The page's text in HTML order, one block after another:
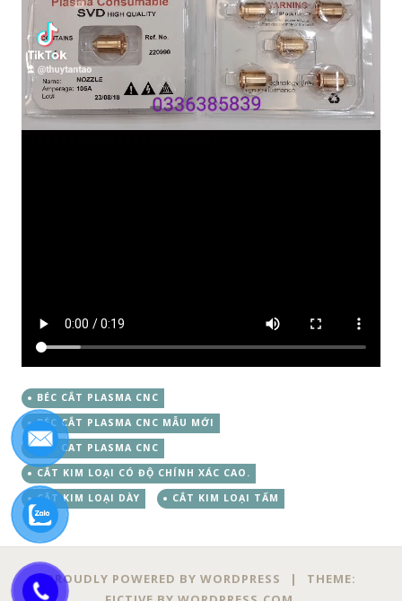
BÉC CẮT PLASMA CNC
BÉC CẮT PLASMA CNC MẪU MỚI
BEP CAT PLASMA CNC
CẮT KIM LOẠI CÓ ĐỘ CHÍNH XÁC CAO.
CẮT KIM LOẠI DÀY
CẮT KIM LOẠI TẤM
PROUDLY POWERED BY WORDPRESS |
THEME: